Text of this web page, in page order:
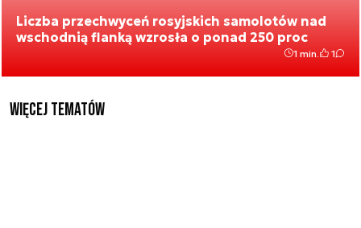
Liczba przechwyceń rosyjskich samolotów nad
wschodnią flanką wzrosła o ponad 250 proc
1 min. 1
Więcej tematów